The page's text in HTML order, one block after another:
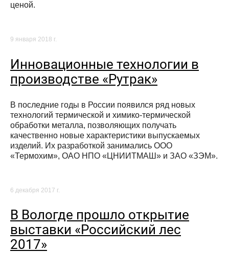
ценой.
9 января 2018 г.
Инновационные технологии в
производстве «Рутрак»
В последние годы в России появился ряд новых
технологий термической и химико-термической
обработки металла, позволяющих получать
качественно новые характеристики выпускаемых
изделий. Их разработкой занимались ООО
«Термохим», ОАО НПО «ЦНИИТМАШ» и ЗАО «ЗЭМ».
6 декабря 2017 г.
В Вологде прошло открытие
выставки «Российский лес
2017»